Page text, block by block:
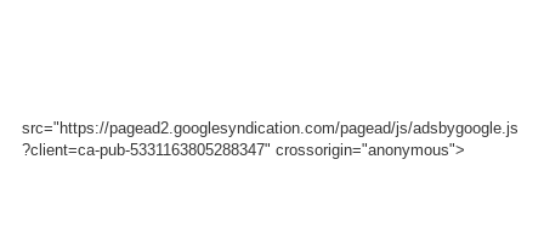
src="https://pagead2.googlesyndication.com/pagead/js/adsbygoogle.js
?client=ca-pub-5331163805288347" crossorigin="anonymous">